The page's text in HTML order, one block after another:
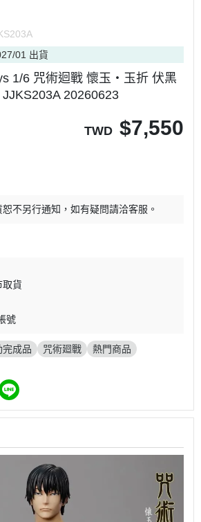
01 出貨
1/6 咒術迴戰 懷玉‧玉折 伏黑
20260623
TWD $7,550
不另行通知，如有疑問請洽客服。
取貨
號
完成品 咒術廻戰 熱門商品